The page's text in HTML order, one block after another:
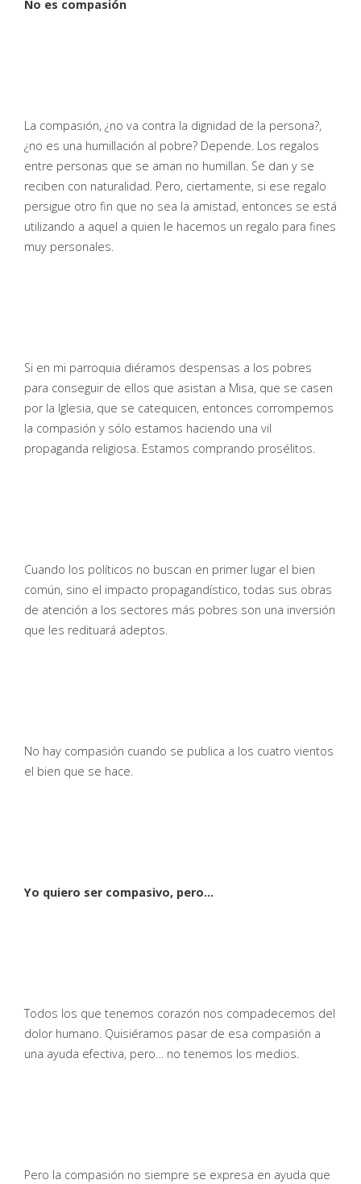
No es compasión
La compasión, ¿no va contra la dignidad de la persona?,
¿no es una humillación al pobre? Depende. Los regalos
entre personas que se aman no humillan. Se dan y se
reciben con naturalidad. Pero, ciertamente, si ese regalo
persigue otro fin que no sea la amistad, entonces se está
utilizando a aquel a quien le hacemos un regalo para fines
muy personales.
Si en mi parroquia diéramos despensas a los pobres
para conseguir de ellos que asistan a Misa, que se casen
por la Iglesia, que se catequicen, entonces corrompemos
la compasión y sólo estamos haciendo una vil
propaganda religiosa. Estamos comprando prosélitos.
Cuando los políticos no buscan en primer lugar el bien
común, sino el impacto propagandístico, todas sus obras
de atención a los sectores más pobres son una inversión
que les redituará adeptos.
No hay compasión cuando se publica a los cuatro vientos
el bien que se hace.
Yo quiero ser compasivo, pero…
Todos los que tenemos corazón nos compadecemos del
dolor humano. Quisiéramos pasar de esa compasión a
una ayuda efectiva, pero… no tenemos los medios.
Pero la compasión no siempre se expresa en ayuda que